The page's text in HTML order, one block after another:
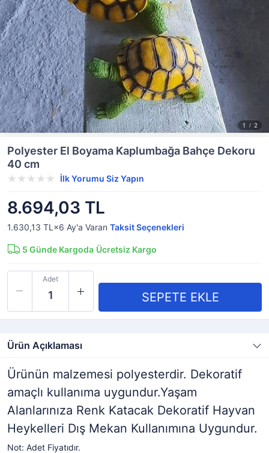
Polyester El Boyama Kaplumbağa Bahçe Dekoru
40 cm
İlk Yorumu Siz Yapın
8.694,03 TL
1.630,13 TL×6 Ay'a Varan Taksit Seçenekleri
5 Günde Kargoda Ücretsiz Kargo
Adet
Ürün Açıklaması
Ürünün malzemesi polyesterdir. Dekoratif
amaçlı kullanıma uygundur.Yaşam
Alanlarınıza Renk Katacak Dekoratif Hayvan
Heykelleri Dış Mekan Kullanımına Uygundur.
Not: Adet Fiyatıdır.